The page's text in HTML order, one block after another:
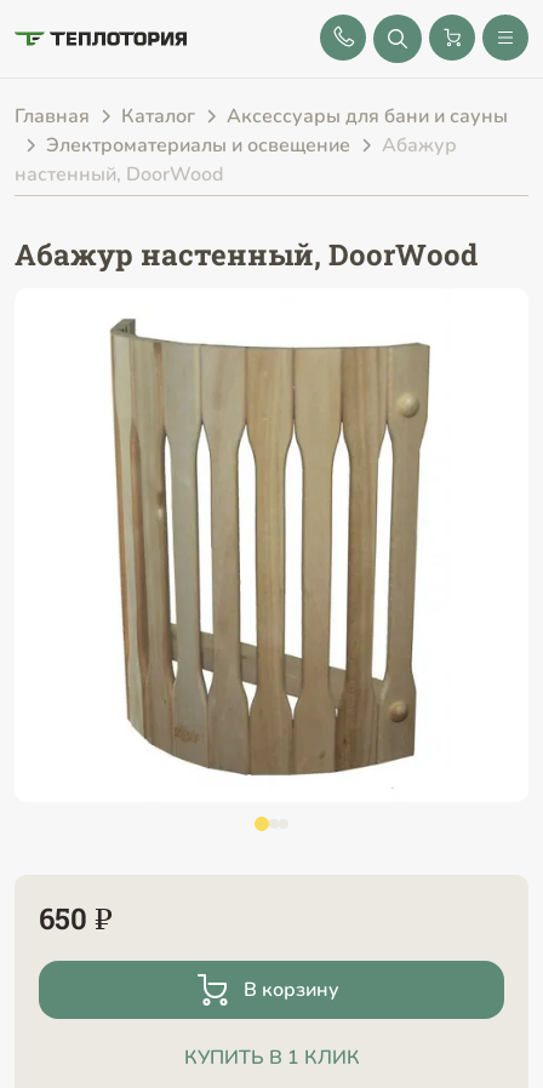
8 (843) 212-25-32
Главная Каталог
Аксессуары для бани и сауны
Электроматериалы и освещение
Абажур
настенный, DoorWood
Абажур настенный, DoorWood
650 ₽
В корзину
КУПИТЬ В 1 КЛИК